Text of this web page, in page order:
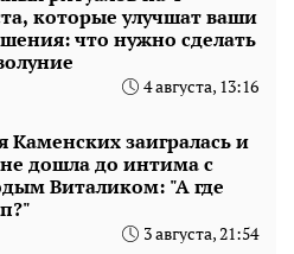
которые улучшат ваши
что нужно сделать
4 августа, 13:16
Каменских заигралась и
дошла до интима с
Виталиком: "А где
3 августа, 21:54